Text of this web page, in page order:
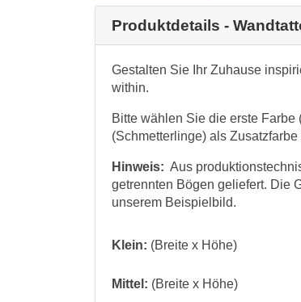
Produktdetails -
Gestalten Sie Ihr Zuhause
within.
Bitte wählen Sie die erste
(Schmetterlinge) als Zusatzfarbe
Hinweis: Aus
getrennten Bögen geliefert. Die
unserem Beispielbild.
Klein: (Breite x Höhe)
Mittel: (Breite x Höhe)